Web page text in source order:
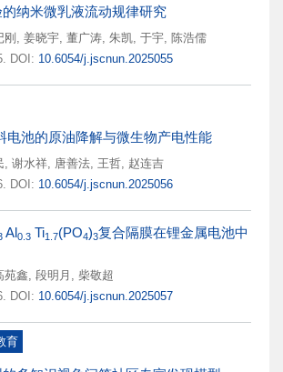
纳米微乳液流动规律研究
刚 , 姜晓宇, 董广涛, 朱凯, 于宇, 陈浩儒
DOI: 10.6054/j.jscnun.2025055
电池的原油降解与微生物产电性能
, 谢水祥, 唐善法, 王哲, 赵连吉
DOI: 10.6054/j.jscnun.2025056
Al0.3 Ti1.7(PO4)3复合隔膜在锂金属电池中
苑鑫, 段明月 , 柴敬超
DOI: 10.6054/j.jscnun.2025057
育